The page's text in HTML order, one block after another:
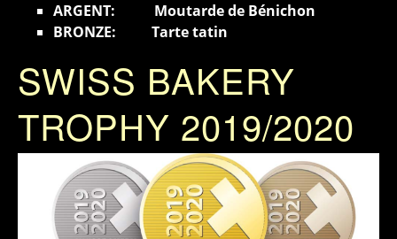
ARGENT: Moutarde de Bénichon
BRONZE: Tarte tatin
SWISS BAKERY
TROPHY 2019/2020